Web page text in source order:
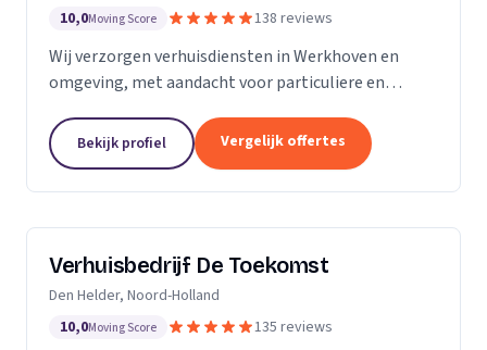
10,0Moving Score 138 reviews
Wij verzorgen verhuisdiensten in Werkhoven en
omgeving, met aandacht voor particuliere en
Bekijk profiel Vergelijk offertes
Verhuisbedrijf De Toekomst
Den Helder, Noord-Holland
10,0Moving Score 135 reviews